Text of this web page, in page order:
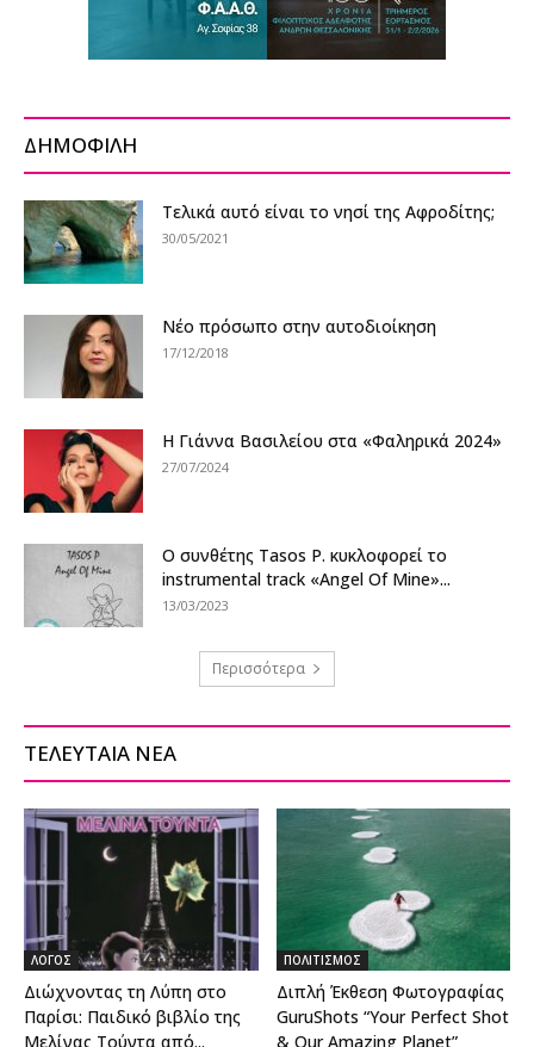
ΔΗΜΟΦΙΛΗ
Τελικά αυτό είναι το νησί της Αφροδίτης;
30/05/2021
Νέο πρόσωπο στην αυτοδιοίκηση
17/12/2018
Η Γιάννα Βασιλείου στα «Φαληρικά 2024»
27/07/2024
Ο συνθέτης Tasos P. κυκλοφορεί το
instrumental track «Angel Of Mine»...
13/03/2023
Περισσότερα
ΤΕΛΕΥΤΑΙΑ ΝΕΑ
ΛΟΓΟΣ
Διώχνοντας τη Λύπη στο
Παρίσι: Παιδικό βιβλίο της
Μελίνας Τούντα από...
ΠΟΛΙΤΙΣΜΟΣ
Διπλή Έκθεση Φωτογραφίας
GuruShots “Your Perfect Shot
& Our Amazing Planet”